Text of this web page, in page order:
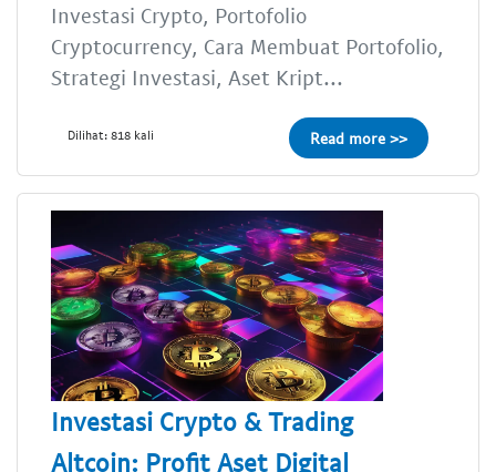
Investasi Crypto, Portofolio
Cryptocurrency, Cara Membuat Portofolio,
Strategi Investasi, Aset Kript...
Dilihat: 818 kali Read more >>
Investasi Crypto & Trading
Altcoin: Profit Aset Digital